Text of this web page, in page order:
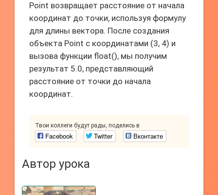
Point возвращает расстояние от начала
координат до точки, используя формулу
для длины вектора. После создания
объекта Point с координатами (3, 4) и
вызова функции float(), мы получим
результат 5.0, представляющий
расстояние от точки до начала
координат.
Твои коллеги будут рады, поделись в
Facebook Twitter Вконтакте
Автор урока